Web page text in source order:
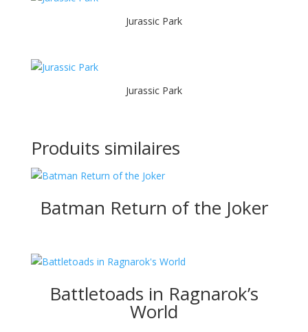
Jurassic Park
Jurassic Park
Produits similaires
Batman Return of the Joker
Battletoads in Ragnarok’s
World